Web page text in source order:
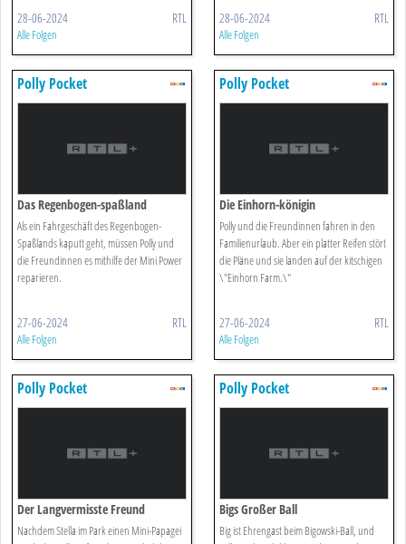
28-06-2024 RTL
Alle Folgen
28-06-2024 RTL
Alle Folgen
Polly Pocket
Das Regenbogen-spaßland
Als ein Fahrgeschäft des Regenbogen-
Spaßlands kaputt geht, müssen Polly und
die Freundinnen es mithilfe der Mini Power
reparieren.
27-06-2024 RTL
Alle Folgen
Polly Pocket
Die Einhorn-königin
Polly und die Freundinnen fahren in den
Familienurlaub. Aber ein platter Reifen stört
die Pläne und sie landen auf der kitschigen
\"Einhorn Farm.\"
27-06-2024 RTL
Alle Folgen
Polly Pocket
Der Langvermisste Freund
Nachdem Stella im Park einen Mini-Papagei
Polly Pocket
Bigs Großer Ball
Big ist Ehrengast beim Bigowski-Ball, und